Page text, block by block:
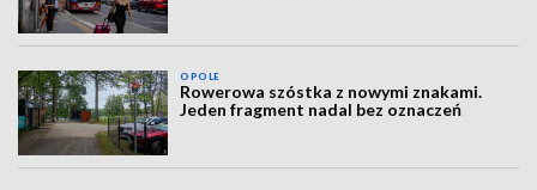
OPOLE
Rowerowa szóstka z nowymi znakami.
Jeden fragment nadal bez oznaczeń